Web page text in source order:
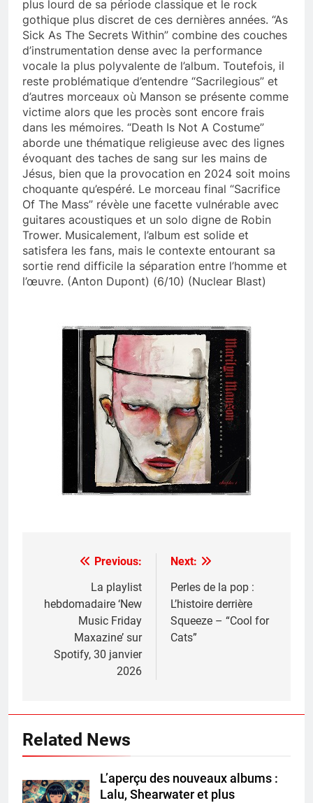
plus lourd de sa période classique et le rock
gothique plus discret de ces dernières années. “As
Sick As The Secrets Within” combine des couches
d’instrumentation dense avec la performance
vocale la plus polyvalente de l’album. Toutefois, il
reste problématique d’entendre “Sacrilegious” et
d’autres morceaux où Manson se présente comme
victime alors que les procès sont encore frais
dans les mémoires. “Death Is Not A Costume”
aborde une thématique religieuse avec des lignes
évoquant des taches de sang sur les mains de
Jésus, bien que la provocation en 2024 soit moins
choquante qu’espéré. Le morceau final “Sacrifice
Of The Mass” révèle une facette vulnérable avec
guitares acoustiques et un solo digne de Robin
Trower. Musicalement, l’album est solide et
satisfera les fans, mais le contexte entourant sa
sortie rend difficile la séparation entre l’homme et
l’œuvre. (Anton Dupont) (6/10) (Nuclear Blast)
navigation
Previous:
La playlist
hebdomadaire ‘New
Music Friday
Maxazine’ sur
Spotify, 30 janvier
2026
Next:
Perles de la pop :
L’histoire derrière
Squeeze – “Cool for
Cats”
Related News
L’aperçu des nouveaux albums :
Lalu, Shearwater et plus